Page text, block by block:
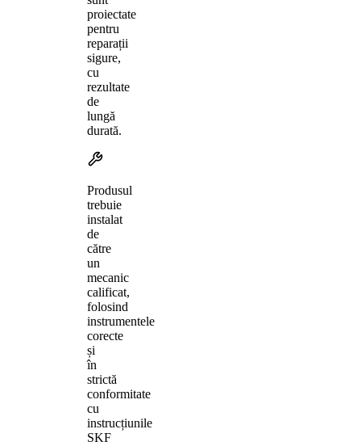
proiectate
pentru
reparații
sigure,
cu
rezultate
de
lungă
durată.
Produsul
trebuie
instalat
de
către
un
mecanic
calificat,
folosind
instrumentele
corecte
și
în
strictă
conformitate
cu
instrucțiunile
SKF